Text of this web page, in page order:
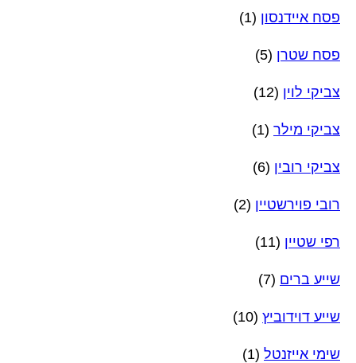
פסח איידנסון (1)
פסח שטרן (5)
צביקי לוין (12)
צביקי מילר (1)
צביקי רובין (6)
רובי פוירשטיין (2)
רפי שטיין (11)
שייע ברים (7)
שייע דוידוביץ (10)
שימי אייזנטל (1)